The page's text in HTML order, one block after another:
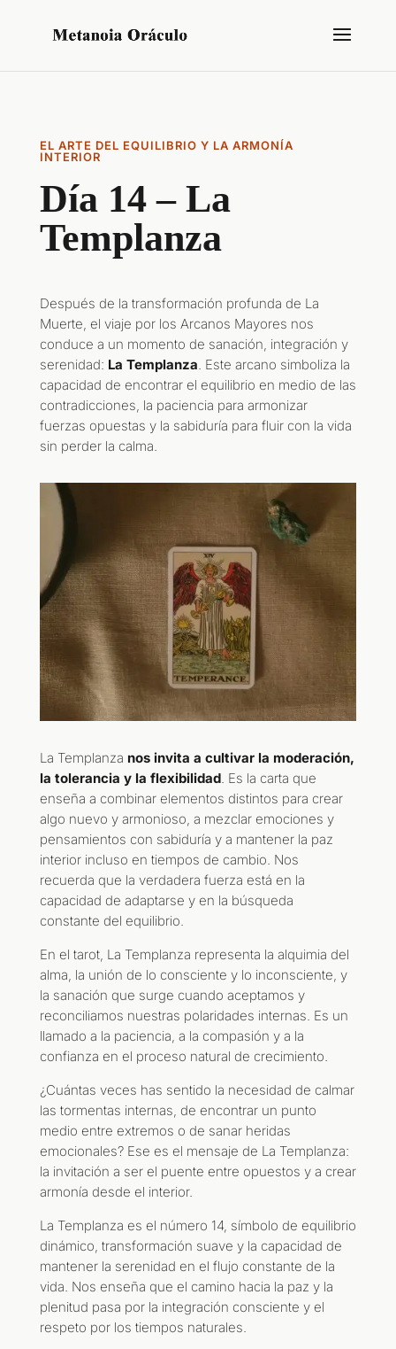
EL ARTE DEL EQUILIBRIO Y LA ARMONÍA
INTERIOR
Día 14 – La
Templanza
Después de la transformación profunda de La
Muerte, el viaje por los Arcanos Mayores nos
conduce a un momento de sanación, integración y
serenidad: La Templanza. Este arcano simboliza la
capacidad de encontrar el equilibrio en medio de las
contradicciones, la paciencia para armonizar
fuerzas opuestas y la sabiduría para fluir con la vida
sin perder la calma.
La Templanza nos invita a cultivar la moderación,
la tolerancia y la flexibilidad. Es la carta que
enseña a combinar elementos distintos para crear
algo nuevo y armonioso, a mezclar emociones y
pensamientos con sabiduría y a mantener la paz
interior incluso en tiempos de cambio. Nos
recuerda que la verdadera fuerza está en la
capacidad de adaptarse y en la búsqueda
constante del equilibrio.
En el tarot, La Templanza representa la alquimia del
alma, la unión de lo consciente y lo inconsciente, y
la sanación que surge cuando aceptamos y
reconciliamos nuestras polaridades internas. Es un
llamado a la paciencia, a la compasión y a la
confianza en el proceso natural de crecimiento.
¿Cuántas veces has sentido la necesidad de calmar
las tormentas internas, de encontrar un punto
medio entre extremos o de sanar heridas
emocionales? Ese es el mensaje de La Templanza:
la invitación a ser el puente entre opuestos y a crear
armonía desde el interior.
La Templanza es el número 14, símbolo de equilibrio
dinámico, transformación suave y la capacidad de
mantener la serenidad en el flujo constante de la
vida. Nos enseña que el camino hacia la paz y la
plenitud pasa por la integración consciente y el
respeto por los tiempos naturales.